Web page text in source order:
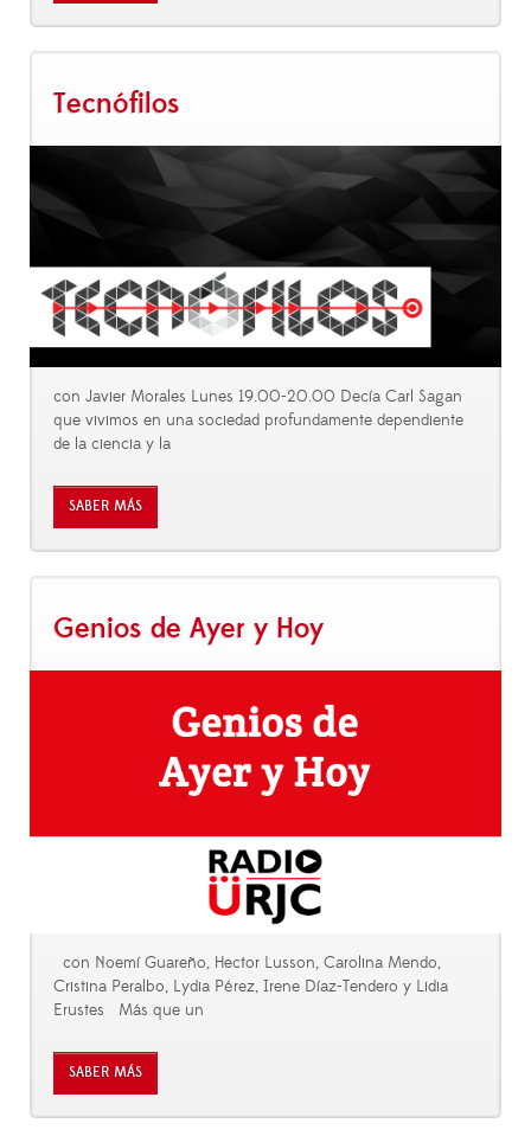
Tecnófilos
con Javier Morales Lunes 19.00-20.00 Decía Carl Sagan
que vivimos en una sociedad profundamente dependiente
de la ciencia y la
SABER MÁS
Genios de Ayer y Hoy
con Noemí Guareño, Hector Lusson, Carolina Mendo,
Cristina Peralbo, Lydia Pérez, Irene Díaz-Tendero y Lidia
Erustes Más que un
SABER MÁS